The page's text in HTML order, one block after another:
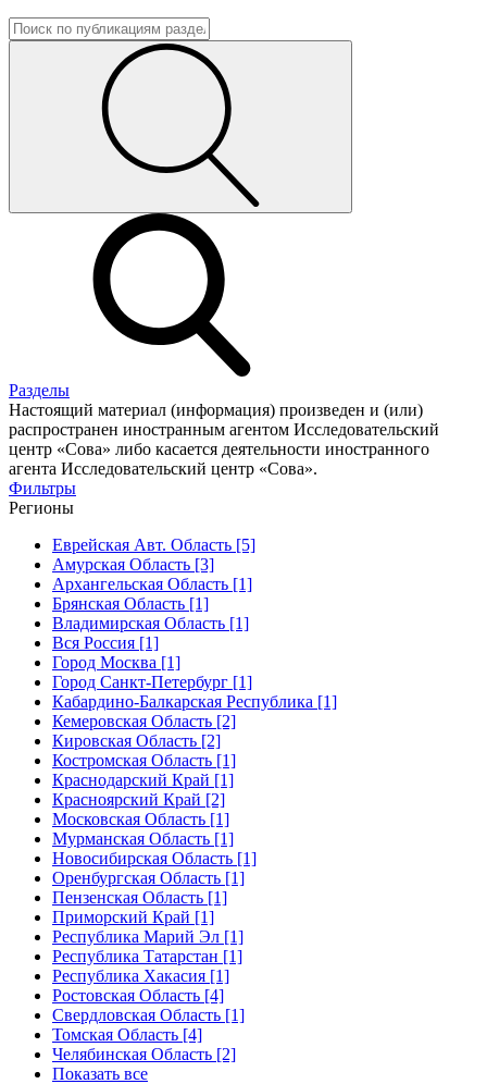
Разделы
Настоящий материал (информация) произведен и (или)
распространен иностранным агентом Исследовательский
центр «Сова» либо касается деятельности иностранного
агента Исследовательский центр «Сова».
Фильтры
Регионы
Еврейская Авт. Область [5]
Амурская Область [3]
Архангельская Область [1]
Брянская Область [1]
Владимирская Область [1]
Вся Россия [1]
Город Москва [1]
Город Санкт-Петербург [1]
Кабардино-Балкарская Республика [1]
Кемеровская Область [2]
Кировская Область [2]
Костромская Область [1]
Краснодарский Край [1]
Красноярский Край [2]
Московская Область [1]
Мурманская Область [1]
Новосибирская Область [1]
Оренбургская Область [1]
Пензенская Область [1]
Приморский Край [1]
Республика Марий Эл [1]
Республика Татарстан [1]
Республика Хакасия [1]
Ростовская Область [4]
Свердловская Область [1]
Томская Область [4]
Челябинская Область [2]
Показать все